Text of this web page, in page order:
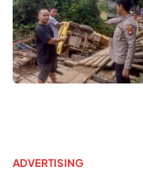
ADVERTISING